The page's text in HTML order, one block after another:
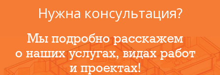
Нужна консультация?
Мы подробно расскажем
о наших услугах, видах работ
и проектах!